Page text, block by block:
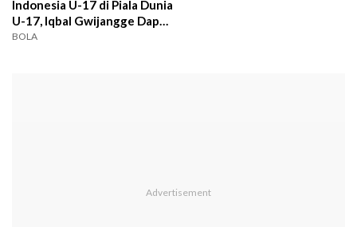
Indonesia U-17 di Piala Dunia
U-17, Iqbal Gwijangge Dapat
Pujian dari FIFA
BOLA